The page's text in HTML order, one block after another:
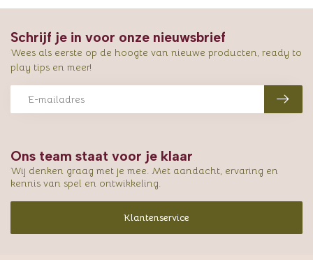
Ons team staat voor je klaar
Wij denken graag met je mee. Met aandacht, ervaring en
kennis van spel en ontwikkeling.
Klantenservice
Schrijf je in voor onze nieuwsbrief
Wees als eerste op de hoogte van nieuwe producten, ready to
play tips en meer!